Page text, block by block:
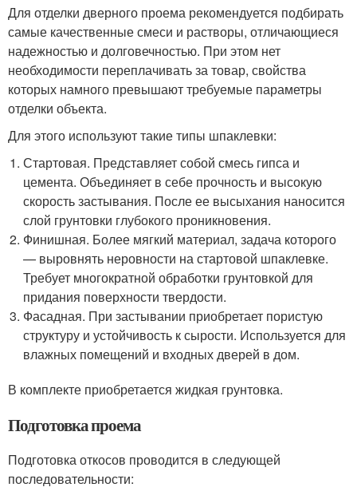
Для отделки дверного проема рекомендуется подбирать
самые качественные смеси и растворы, отличающиеся
надежностью и долговечностью. При этом нет
необходимости переплачивать за товар, свойства
которых намного превышают требуемые параметры
отделки объекта.
Для этого используют такие типы шпаклевки:
Стартовая. Представляет собой смесь гипса и
цемента. Объединяет в себе прочность и высокую
скорость застывания. После ее высыхания наносится
слой грунтовки глубокого проникновения.
Финишная. Более мягкий материал, задача которого
— выровнять неровности на стартовой шпаклевке.
Требует многократной обработки грунтовкой для
придания поверхности твердости.
Фасадная. При застывании приобретает пористую
структуру и устойчивость к сырости. Используется для
влажных помещений и входных дверей в дом.
В комплекте приобретается жидкая грунтовка.
Подготовка проема
Подготовка откосов проводится в следующей
последовательности: